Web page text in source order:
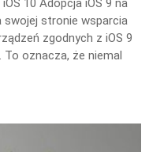
10 Adopcja iOS 9 na
swojej stronie wsparcia
zgodnych z iOS 9
oznacza, że niemal